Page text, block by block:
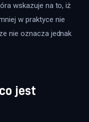
wskazuje na to, iż
w praktyce nie
nie oznacza jednak
jest